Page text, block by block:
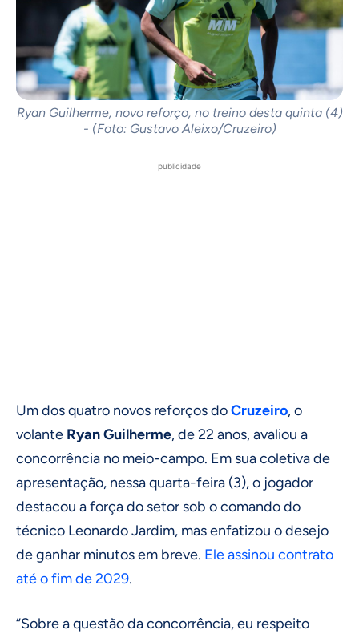
Ryan Guilherme, novo reforço, no treino desta quinta (4)
- (Foto: Gustavo Aleixo/Cruzeiro)
publicidade
Um dos quatro novos reforços doCruzeiro, o
volante Ryan Guilherme, de 22 anos, avaliou a
concorrência no meio-campo. Em sua coletiva de
apresentação, nessa quarta-feira (3), o jogador
destacou a força do setor sob o comando do
técnico Leonardo Jardim, mas enfatizou o desejo
de ganhar minutos em breve. Ele assinou contrato
até o fim de 2029.
“Sobre a questão da concorrência, eu respeito